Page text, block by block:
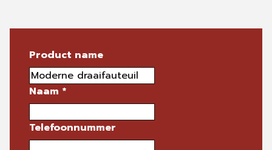
Product name
Naam *
Telefoonnummer